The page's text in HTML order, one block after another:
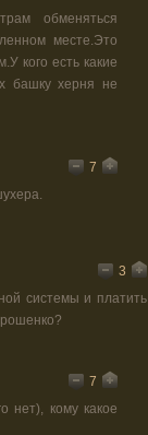
обменяться
месте.Это
кого есть какие
башку херня не
7
3
системы и платить
7
нет), кому какое